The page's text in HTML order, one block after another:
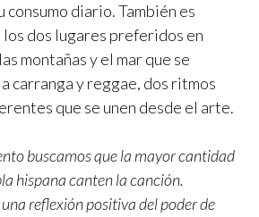
diario. También es
dos lugares preferidos en
montañas y el mar que se
carranga y reggae, dos ritmos
que se unen desde el arte.
buscamos que la mayor cantidad
hispana canten la canción.
reflexión positiva del poder de